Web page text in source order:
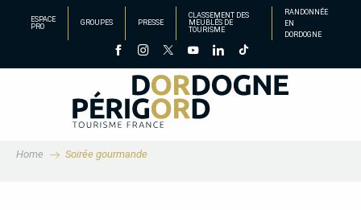
principal
ESPACE
PRO
GROUPES PRESSE
CLASSEMENT DES
MEUBLÉS DE
TOURISME
RANDONNÉE
EN
DORDOGNE
Home Soirée gourmande